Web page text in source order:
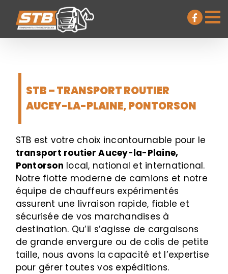
contenu
STB – TRANSPORT ROUTIER
AUCEY-LA-PLAINE, PONTORSON
STB est votre choix incontournable pour le
transport routier Aucey-la-Plaine,
Pontorson local, national et international.
Notre flotte moderne de camions et notre
équipe de chauffeurs expérimentés
assurent une livraison rapide, fiable et
sécurisée de vos marchandises à
destination. Qu’il s’agisse de cargaisons
de grande envergure ou de colis de petite
taille, nous avons la capacité et l’expertise
pour gérer toutes vos expéditions.